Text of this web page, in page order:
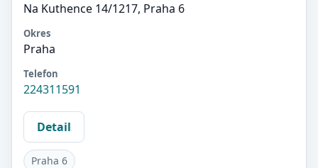
Na Kuthence 14/1217, Praha 6
Okres
Praha
Telefon
224311591
Detail
Praha 6